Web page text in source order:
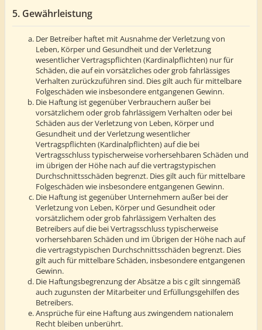
5. Gewährleistung
Der Betreiber haftet mit Ausnahme der Verletzung von
Leben, Körper und Gesundheit und der Verletzung
wesentlicher Vertragspflichten (Kardinalpflichten) nur für
Schäden, die auf ein vorsätzliches oder grob fahrlässiges
Verhalten zurückzuführen sind. Dies gilt auch für mittelbare
Folgeschäden wie insbesondere entgangenen Gewinn.
Die Haftung ist gegenüber Verbrauchern außer bei
vorsätzlichem oder grob fahrlässigem Verhalten oder bei
Schäden aus der Verletzung von Leben, Körper und
Gesundheit und der Verletzung wesentlicher
Vertragspflichten (Kardinalpflichten) auf die bei
Vertragsschluss typischerweise vorhersehbaren Schäden und
im übrigen der Höhe nach auf die vertragstypischen
Durchschnittsschäden begrenzt. Dies gilt auch für mittelbare
Folgeschäden wie insbesondere entgangenen Gewinn.
Die Haftung ist gegenüber Unternehmern außer bei der
Verletzung von Leben, Körper und Gesundheit oder
vorsätzlichem oder grob fahrlässigem Verhalten des
Betreibers auf die bei Vertragsschluss typischerweise
vorhersehbaren Schäden und im Übrigen der Höhe nach auf
die vertragstypischen Durchschnittsschäden begrenzt. Dies
gilt auch für mittelbare Schäden, insbesondere entgangenen
Gewinn.
Die Haftungsbegrenzung der Absätze a bis c gilt sinngemäß
auch zugunsten der Mitarbeiter und Erfüllungsgehilfen des
Betreibers.
Ansprüche für eine Haftung aus zwingendem nationalem
Recht bleiben unberührt.